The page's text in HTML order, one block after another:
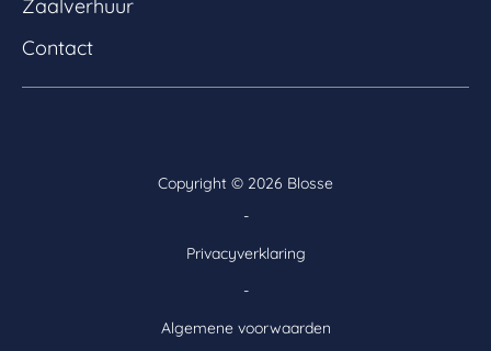
Zaalverhuur
Contact
Copyright © 2026 Blosse
-
Privacyverklaring
-
Algemene voorwaarden